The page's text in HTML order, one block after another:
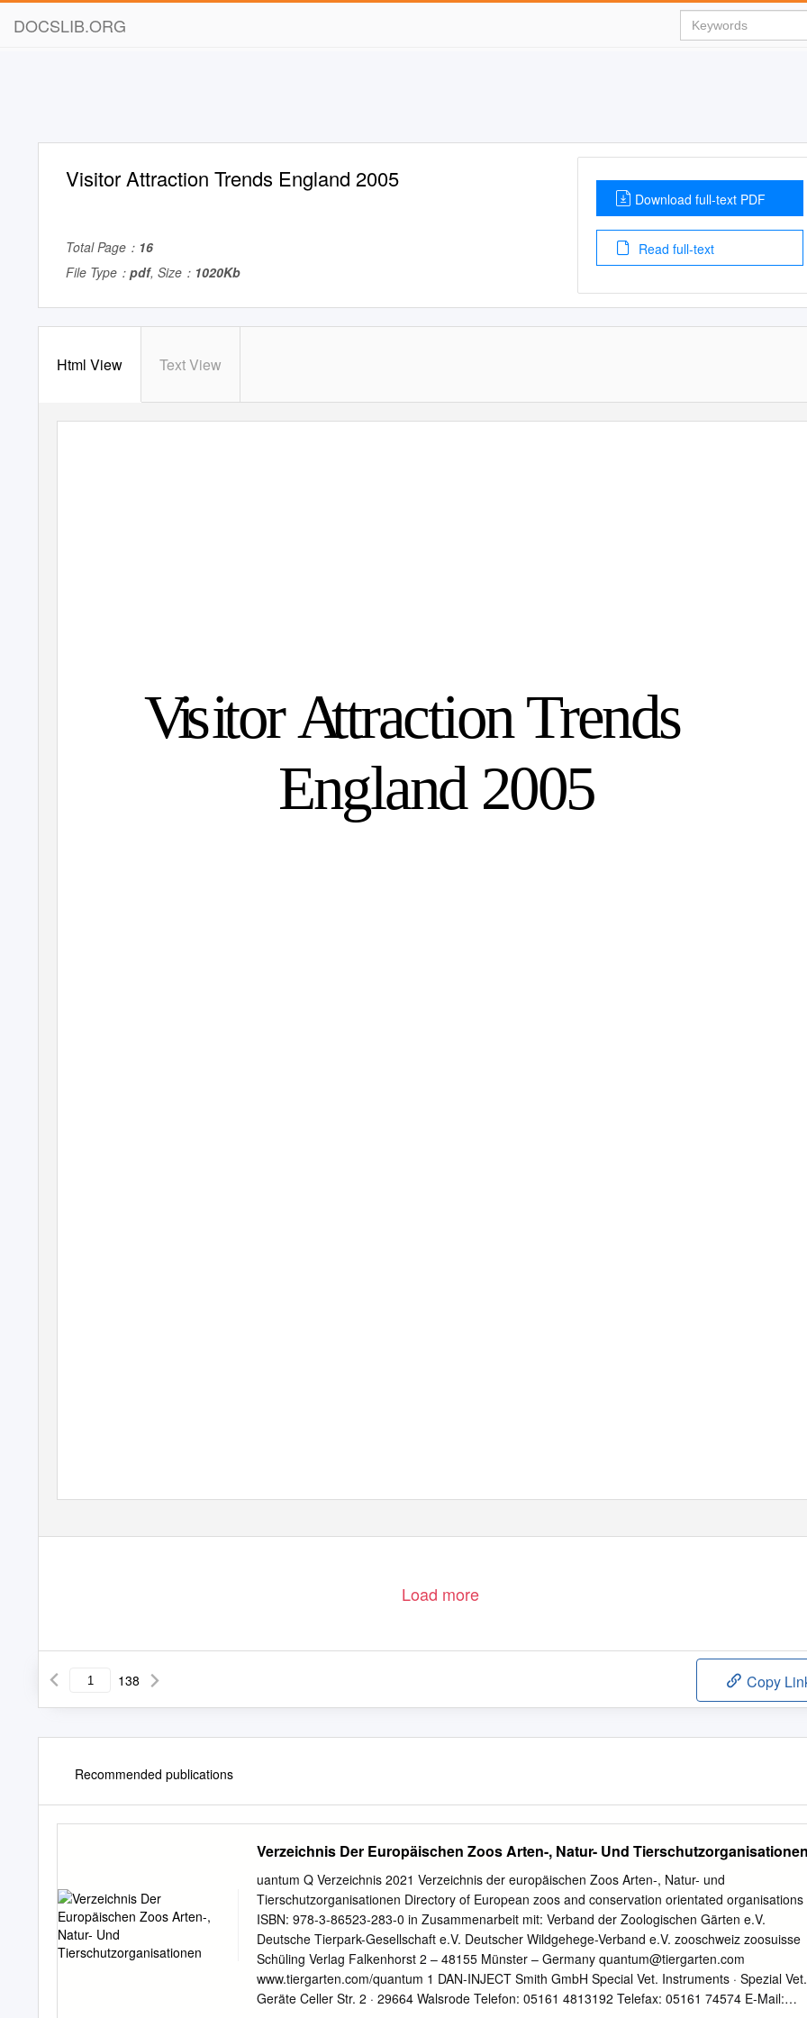
DOCSLIB.ORG
Visitor Attraction Trends England 2005
Total Page： 16
File Type： pdf, Size： 1020Kb
Download full-text PDF
Read full-text
Html View Text View
VisitorAttraction Trends
England 2005
Load more
138 Copy
Recommended publications
Verzeichnis Der Europäischen Zoos Arten-, Natur- Und
uantum Q Verzeichnis 2021 Verzeichnis der europäischen Zoos Arten-, Natur- und
Tierschutzorganisationen Directory of European zoos and conservation orientated organisations
ISBN: 978-3-86523-283-0 in Zusammenarbeit mit: Verband der Zoologischen Gärten e.V.
Deutsche Tierpark-Gesellschaft e.V. Deutscher Wildgehege-Verband e.V. zooschweiz zoosuisse
Schüling Verlag Falkenhorst 2 – 48155 Münster – Germany quantum@tiergarten.com
www.tiergarten.com/quantum 1 DAN-INJECT Smith GmbH Special Vet. Instruments · Spezial Vet.
Geräte Celler Str. 2 · 29664 Walsrode Telefon: 05161 4813192 Telefax: 05161 74574 E-Mail: